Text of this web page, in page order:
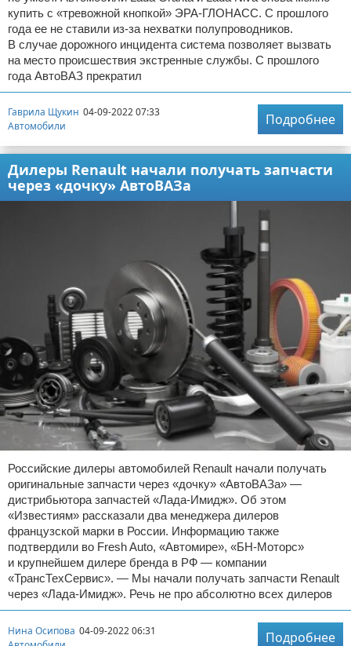
купить с «тревожной кнопкой» ЭРА-ГЛОНАСС. С прошлого
года ее не ставили из-за нехватки полупроводников.
В случае дорожного инцидента система позволяет вызвать
на место происшествия экстренные службы. С прошлого
года АвтоВАЗ прекратил
Гаврила Щукин 04-09-2022 07:33
Автомобили
Подробнее
Дилеры Renault начали получать запчасти
через «дочку» АвтоВАЗа
Российские дилеры автомобилей Renault начали получать
оригинальные запчасти через «дочку» «АвтоВАЗа» —
дистрибьютора запчастей «Лада-Имидж». Об этом
«Известиям» рассказали два менеджера дилеров
французской марки в России. Информацию также
подтвердили во Fresh Auto, «Автомире», «БН-Моторс»
и крупнейшем дилере бренда в РФ — компании
«ТрансТехСервис». — Мы начали получать запчасти Renault
через «Лада-Имидж». Речь не про абсолютно всех дилеров
Нина Осипова 04-09-2022 06:31
Подробнее